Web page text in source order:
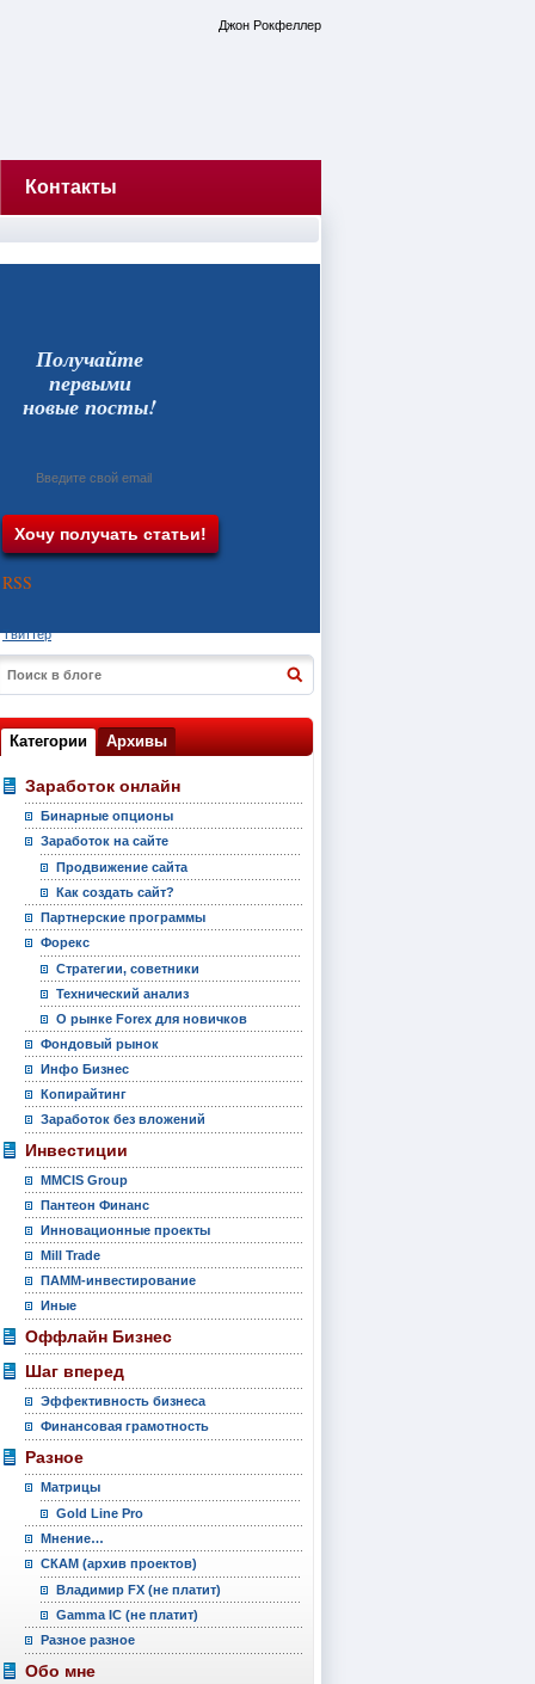
Джон Рокфеллер
Контакты
Получайте
первыми
новые посты!
RSS
Твиттер
Категории Архивы
Заработок онлайн
Бинарные опционы
Заработок на сайте
Продвижение сайта
Как создать сайт?
Партнерские программы
Форекс
Стратегии, советники
Технический анализ
О рынке Forex для новичков
Фондовый рынок
Инфо Бизнес
Копирайтинг
Заработок без вложений
Инвестиции
MMCIS Group
Пантеон Финанс
Инновационные проекты
Mill Trade
ПАММ-инвестирование
Иные
Оффлайн Бизнес
Шаг вперед
Эффективность бизнеса
Финансовая грамотность
Разное
Матрицы
Gold Line Pro
Мнение…
СКАМ (архив проектов)
Владимир FX (не платит)
Gamma IC (не платит)
Разное разное
Обо мне